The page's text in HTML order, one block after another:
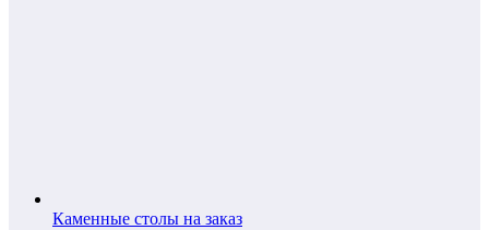
Каменные столы на заказ